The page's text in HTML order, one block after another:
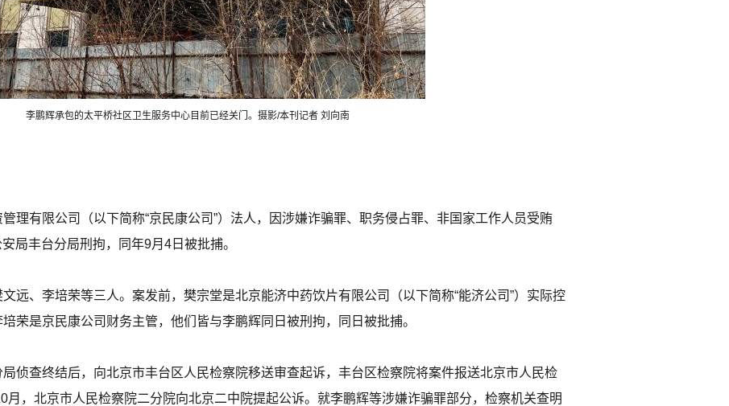
李鹏辉承包的太平桥社区卫生服务中心目前已经关门。摄影/本刊记者 刘向南
理有限公司（以下简称“京民康公司”）法人，因涉嫌诈骗罪、职务侵占罪、非国家工作人员受贿
局丰台分局刑拘，同年9月4日被批捕。
远、李培荣等三人。案发前，樊宗堂是北京能济中药饮片有限公司（以下简称“能济公司”）实际控
荣是京民康公司财务主管，他们皆与李鹏辉同日被刑拘，同日被批捕。
侦查终结后，向北京市丰台区人民检察院移送审查起诉，丰台区检察院将案件报送北京市人民检
月，北京市人民检察院二分院向北京二中院提起公诉。就李鹏辉等涉嫌诈骗罪部分，检察机关查明